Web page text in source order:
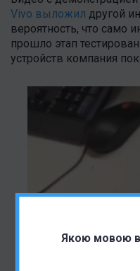
Якою мовою
Vivo выложил другой
вероятность, что само
прошло этап
устройств компания